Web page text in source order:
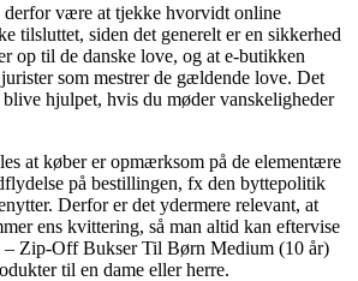
derfor være at tjekke hvorvidt online
tilsluttet, siden det generelt er en sikkerhed
op til de danske love, og at e-butikken
som mestrer de gældende love. Det
hjulpet, hvis du møder vanskeligheder
at køber er opmærksom på de elementære
på bestillingen, fx den byttepolitik
Derfor er det ydermere relevant, at
ens kvittering, så man altid kan eftervise
Zip-Off Bukser Til Børn Medium (10 år)
til en dame eller herre.